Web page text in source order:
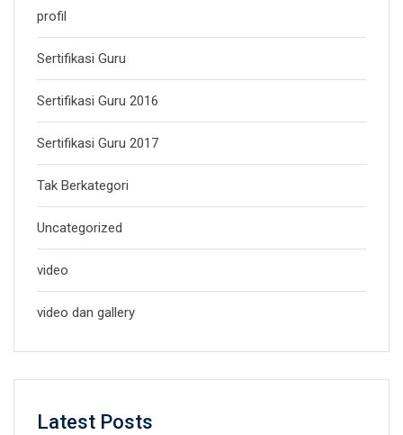
profil
Sertifikasi Guru
Sertifikasi Guru 2016
Sertifikasi Guru 2017
Tak Berkategori
Uncategorized
video
video dan gallery
Latest Posts